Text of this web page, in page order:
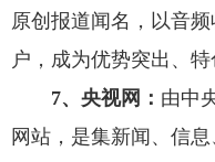
原创报道闻名，以音
户，成为优势突出、
7、央视网： 由中
网站，是集新闻、信